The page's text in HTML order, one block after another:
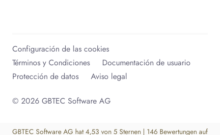
© 2026 GBTEC Software AG
Configuración de las cookies
Términos y Condiciones
Documentación de usuario
Protección de datos
Aviso legal
GBTEC Software AG hat 4,53 von 5 Sternen | 146 Bewertungen auf